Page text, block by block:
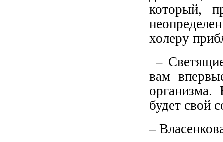
который,
холеру
–
вам
будет свой
–